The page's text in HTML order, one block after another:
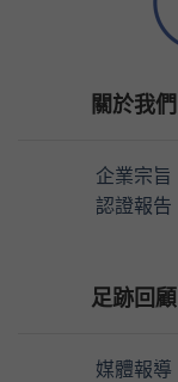
關於我們
企業宗旨
認證報告
足跡回顧
媒體報導